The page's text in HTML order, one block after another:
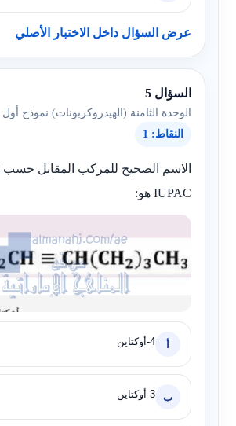
عرض السؤال داخل الاختبار الأصلي
السؤال 5
الوحدة الثامنة (الهيدروكربونات) نموذج أول
النقاط: 1
الاسم الصحيح للمركب المقابل حسب
IUPAC هو:
4-أوكتاين
ب 3-أوكتاين